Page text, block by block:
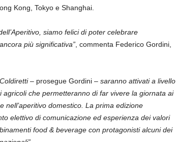
Kong, Tokyo e Shanghai.
siamo felici di poter celebrare
più significativa”, commenta Federico Gordini,
– prosegue Gordini – saranno attivati a livello
che permetteranno di far vivere la giornata ai
nell’aperitivo domestico. La prima edizione
elettivo di comunicazione ed esperienza dei valori
food & beverage con protagonisti alcuni dei